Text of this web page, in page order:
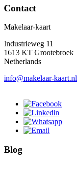
Contact
Makelaar-kaart
Industrieweg 11
1613 KT Grootebroek
Netherlands
info@makelaar-kaart.nl
Blog